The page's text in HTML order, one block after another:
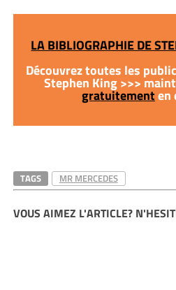
LA BIBLIOGRAPHIE DE
Découvrez toutes les
Stephen King >>>
gratuitementen
TAGS MR MERCEDES
VOUS AIMEZ L'ARTICLE?